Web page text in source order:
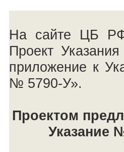
На сайте ЦБ РФ
Проект
приложение к
№ 5790-У».
Проектом
Указание